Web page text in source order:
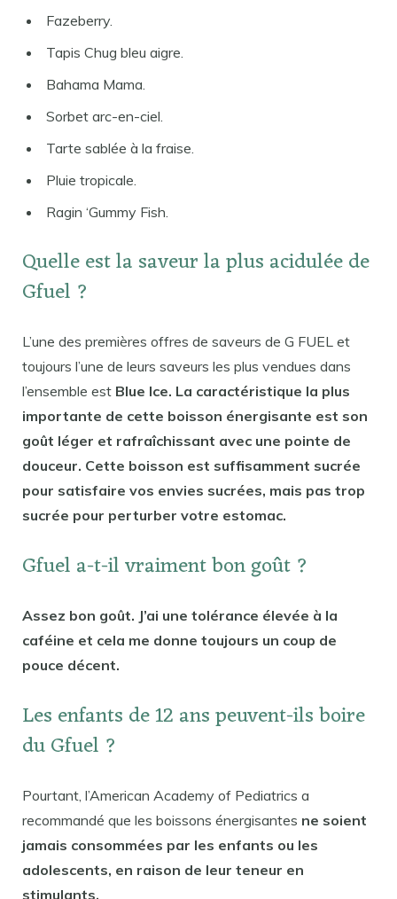
Fazeberry.
Tapis Chug bleu aigre.
Bahama Mama.
Sorbet arc-en-ciel.
Tarte sablée à la fraise.
Pluie tropicale.
Ragin ‘Gummy Fish.
Quelle est la saveur la plus acidulée de
Gfuel ?
L’une des premières offres de saveurs de G FUEL et
toujours l’une de leurs saveurs les plus vendues dans
l’ensemble est Blue Ice. La caractéristique la plus
importante de cette boisson énergisante est son
goût léger et rafraîchissant avec une pointe de
douceur. Cette boisson est suffisamment sucrée
pour satisfaire vos envies sucrées, mais pas trop
sucrée pour perturber votre estomac.
Gfuel a-t-il vraiment bon goût ?
Assez bon goût. J’ai une tolérance élevée à la
caféine et cela me donne toujours un coup de
pouce décent.
Les enfants de 12 ans peuvent-ils boire
du Gfuel ?
Pourtant, l’American Academy of Pediatrics a
recommandé que les boissons énergisantes ne soient
jamais consommées par les enfants ou les
adolescents, en raison de leur teneur en
stimulants.